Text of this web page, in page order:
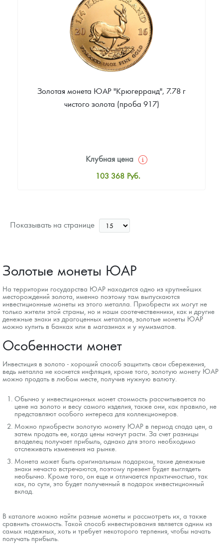
Звоните
Золотая монета ЮАР "Крюгерранд", 7.78 г
чистого золота (проба 917)
Клубная цена
103 368 Руб.
Цена выкупа
87 188 Руб.
Показывать на странице
Золотые монеты ЮАР
На территории государства ЮАР находится одно из крупнейших
месторождений золота, именно поэтому там выпускаются
инвестиционные монеты из этого металла. Приобрести их могут не
только жители этой страны, но и наши соотечественники, как и другие
денежные знаки из драгоценных металлов, золотые монеты ЮАР
можно купить в банках или в магазинах и у нумизматов.
Особенности монет
Инвестиция в золото - хороший способ защитить свои сбережения,
ведь металла не коснется инфляция, кроме того, золотую монету ЮАР
можно продать в любом месте, получив нужную валюту.
Обычно у инвестиционных монет стоимость рассчитывается по
цене на золото и весу самого изделия, также они, как правило, не
представляют особого интереса для коллекционеров.
Можно приобрести золотую монету ЮАР в период спада цен, а
затем продать ее, когда цены начнут расти. За счет разницы
владелец получает прибыль, однако для этого необходимо
отслеживать изменения на рынке.
Монета может быть оригинальным подарком, такие денежные
знаки нечасто встречаются, поэтому презент будет выглядеть
необычно. Кроме того, он еще и отличается практичностью, так
как, по сути, это будет полученный в подарок инвестиционный
вклад.
В каталоге можно найти разные монеты и рассмотреть их, а также
сравнить стоимость. Такой способ инвестирования является одним из
самых надежных, хоть и требует некоторого терпения, чтобы начать
получать прибыль.